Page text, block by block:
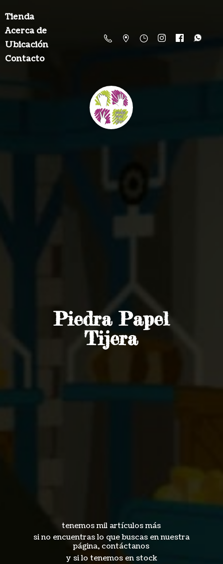
Tienda
Acerca de
Ubicación
Contacto
PiedraPapel
Tijera
tenemos mil artículos más
si no encuentras lo que buscas en nuestra
página, contáctanos
y si lo tenemos en stock